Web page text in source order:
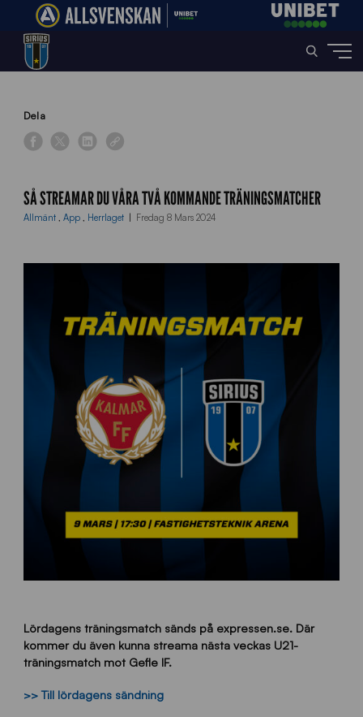
Home»
Dela
SÅ STREAMAR DU VÅRA TVÅ KOMMANDE TRÄNINGSMATCHER
Allmänt , App , Herrlaget Fredag 8 Mars 2024
Lördagens träningsmatch sänds på expressen.se. Där
kommer du även kunna streama nästa veckas U21-
träningsmatch mot Gefle IF.
>> Till lördagens sändning